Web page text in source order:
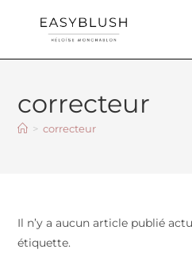
correcteur
> correcteur
Il n’y a aucun article publié
étiquette.